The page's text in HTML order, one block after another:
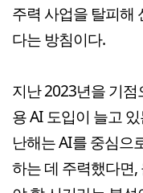
주력 사업을 탈피해
다는 방침이다.
지난 2023년을 기
용 AI 도입이 늘고
난해는 AI를 중심으
하는 데 주력했다면